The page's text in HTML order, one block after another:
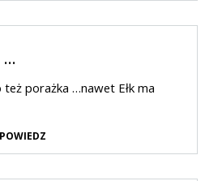
…
też porażka …nawet Ełk ma